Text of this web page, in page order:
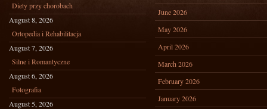
Diety przy chorobach
August 8, 2026
Ortopedia i Rehabilitacja
August 7, 2026
Silne i Romantyczne
August 6, 2026
Fotografia
August 5, 2026
June 2026
May 2026
April 2026
March 2026
February 2026
January 2026